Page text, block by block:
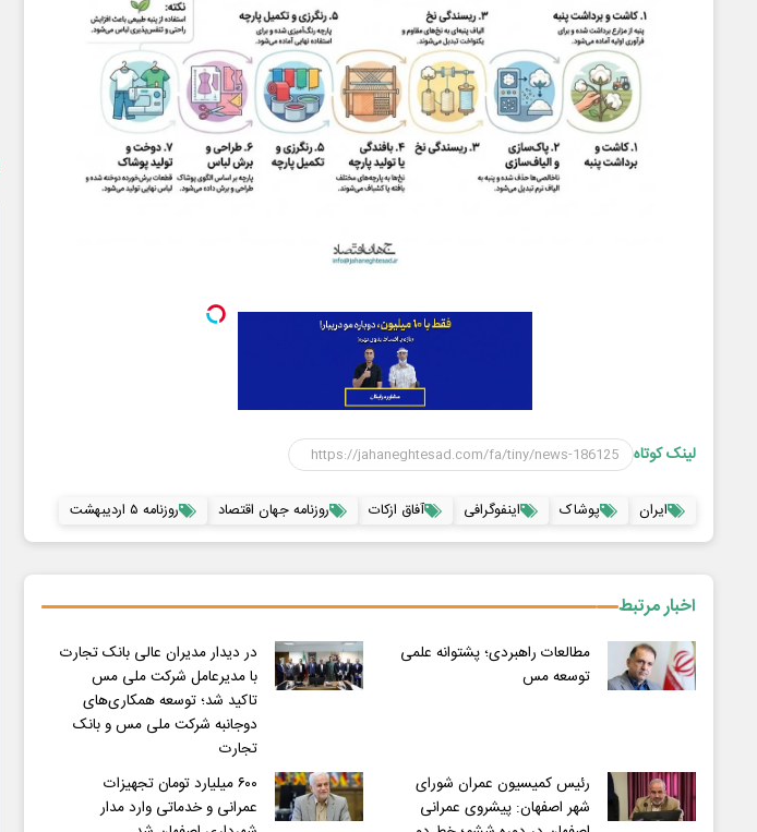
لینک کوتاه
ایران پوشاک اینفوگرافی آفاق ازکات روزنامه جهان اقتصاد روزنامه ۵ اردیبهشت
اخبار مرتبط
مطالعات راهبردی؛ پشتوانه علمی
توسعه مس
در دیدار مدیران عالی بانک تجارت
با مدیرعامل شرکت ملی مس
تاکید شد؛ توسعه همکاری‌های
دوجانبه شرکت ملی مس و بانک
تجارت
رئیس کمیسیون عمران شورای
شهر اصفهان: پیشروی عمرانی
۶۰۰ میلیارد تومان تجهیزات
عمرانی و خدماتی وارد مدار